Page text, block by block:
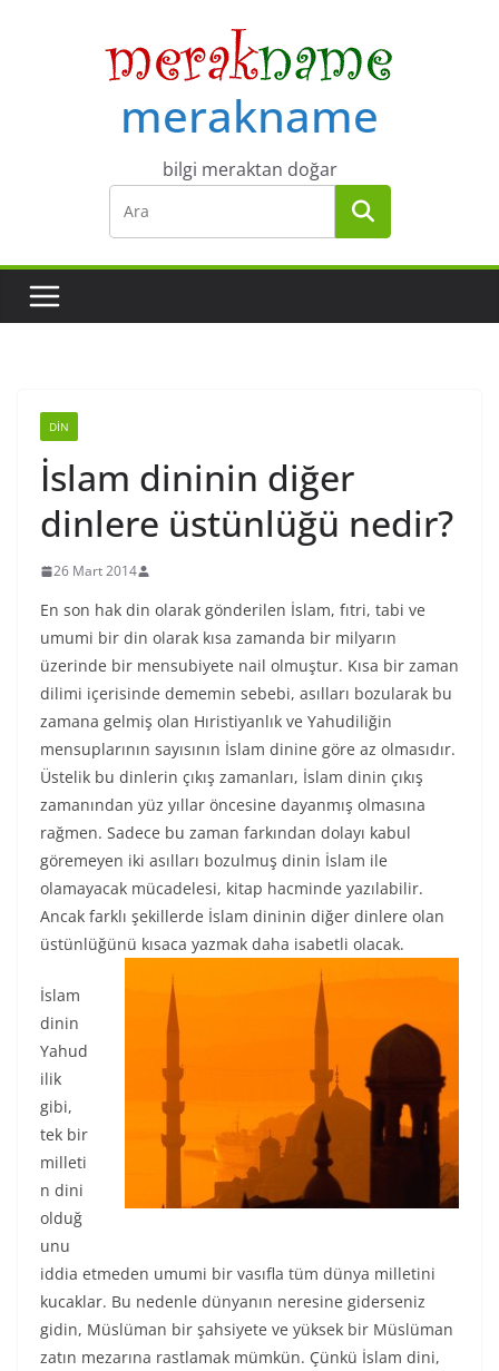
merakname
bilgi meraktan doğar
DIN
İslam dininin diğer
dinlere üstünlüğü nedir?
26 Mart 2014
En son hak din olarak gönderilen İslam, fıtri, tabi ve
umumi bir din olarak kısa zamanda bir milyarın
üzerinde bir mensubiyete nail olmuştur. Kısa bir zaman
dilimi içerisinde dememin sebebi, asılları bozularak bu
zamana gelmiş olan Hıristiyanlık ve Yahudiliğin
mensuplarının sayısının İslam dinine göre az olmasıdır.
Üstelik bu dinlerin çıkış zamanları, İslam dinin çıkış
zamanından yüz yıllar öncesine dayanmış olmasına
rağmen. Sadece bu zaman farkından dolayı kabul
göremeyen iki asılları bozulmuş dinin İslam ile
olamayacak mücadelesi, kitap hacminde yazılabilir.
Ancak farklı şekillerde İslam dininin diğer dinlere olan
üstünlüğünü kısaca yazmak daha isabetli olacak.
İslam
dinin
Yahud
ilik
gibi,
tek bir
milleti
n dini
olduğ
unu
iddia etmeden umumi bir vasıfla tüm dünya milletini
kucaklar. Bu nedenle dünyanın neresine giderseniz
gidin, Müslüman bir şahsiyete ve yüksek bir Müslüman
zatın mezarına rastlamak mümkün. Çünkü İslam dini,